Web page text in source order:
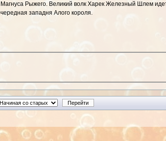
Рыжего. Великий волк Харек Железный Шлем
западня Алого короля.